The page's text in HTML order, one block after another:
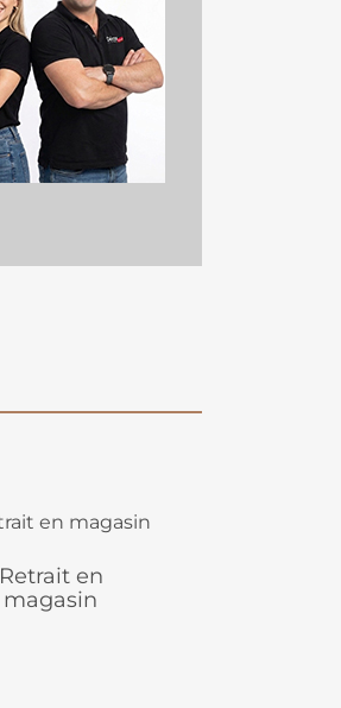
Retrait en
magasin